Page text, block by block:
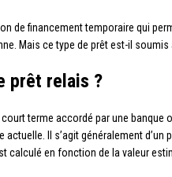
de financement temporaire qui
Mais ce type de prêt est-il
prêt relais ?
terme accordé par une banque
actuelle. Il s’agit généralement
calculé en fonction de la valeur